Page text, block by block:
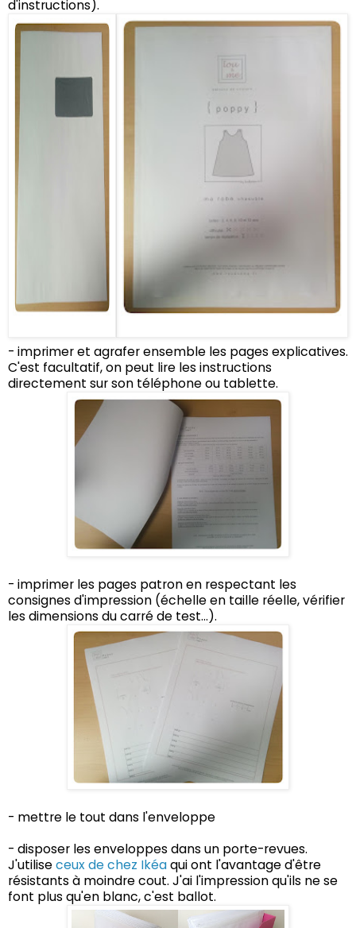
d'instructions).
- imprimer et agrafer ensemble les pages explicatives.
C'est facultatif, on peut lire les instructions
directement sur son téléphone ou tablette.
- imprimer les pages patron en respectant les
consignes d'impression (échelle en taille réelle, vérifier
les dimensions du carré de test...).
- mettre le tout dans l'enveloppe
- disposer les enveloppes dans un porte-revues.
J'utiliseceux de chez Ikéaqui ont l'avantage d'être
résistants à moindre cout. J'ai l'impression qu'ils ne se
font plus qu'en blanc, c'est ballot.